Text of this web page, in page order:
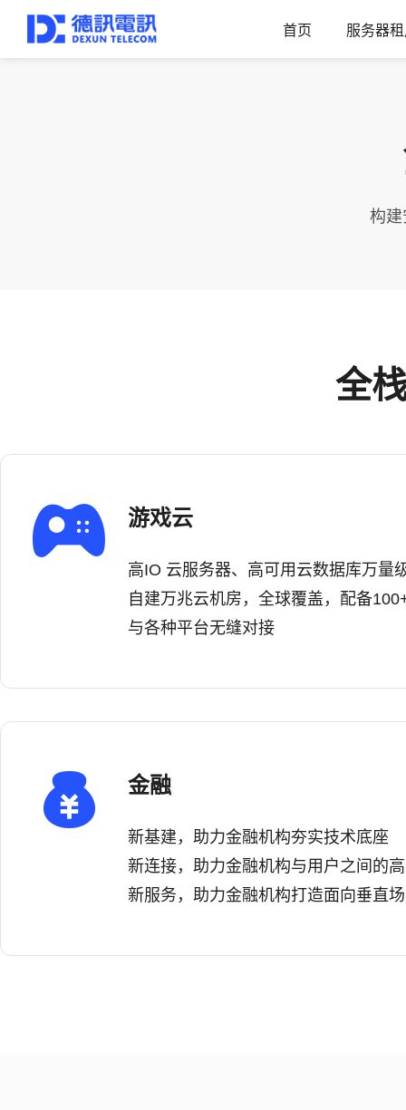
首页 服务器
构建
全
游戏云
高IO 云服务器、高可用云数据库万量
自建万兆云机房，全球覆盖，配备
与各种平台无缝对接
金融
新基建，助力金融机构夯实技术底座
新连接，助力金融机构与用户之间的
新服务，助力金融机构打造面向垂直